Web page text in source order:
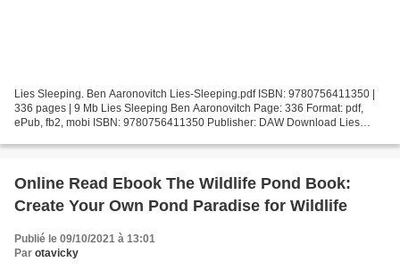
Lies Sleeping. Ben Aaronovitch Lies-Sleeping.pdf ISBN: 9780756411350 |
336 pages | 9 Mb Lies Sleeping Ben Aaronovitch Page: 336 Format: pdf,
ePub, fb2, mobi ISBN: 9780756411350 Publisher: DAW Download Lies
Online Read Ebook The Wildlife Pond Book:
Create Your Own Pond Paradise for Wildlife
Publié le 09/10/2021 à 13:01
Par otavicky